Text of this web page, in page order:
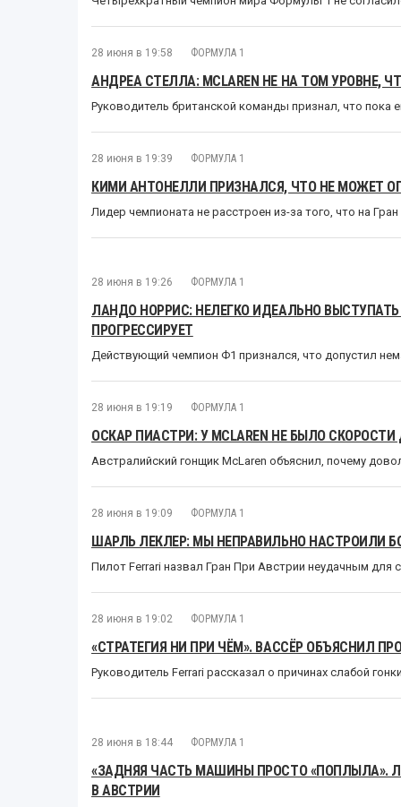
28 июня в 19:58 ФОРМУЛА 1
АНДРЕА СТЕЛЛА: MCLAREN НЕ НА ТОМ УРОВНЕ,
Руководитель британской команды признал, что пока
28 июня в 19:39 ФОРМУЛА 1
КИМИ АНТОНЕЛЛИ ПРИЗНАЛСЯ, ЧТО НЕ МОЖЕТ
Лидер чемпионата не расстроен из-за того, что на
28 июня в 19:26 ФОРМУЛА 1
ЛАНДО НОРРИС: НЕЛЕГКО ИДЕАЛЬНО ВЫСТУПАТЬ
ПРОГРЕССИРУЕТ
Действующий чемпион Ф1 признался, что допустил
28 июня в 19:19 ФОРМУЛА 1
ОСКАР ПИАСТРИ: У MCLAREN НЕ БЫЛО
Австралийский гонщик McLaren объяснил, почему
28 июня в 19:09 ФОРМУЛА 1
ШАРЛЬ ЛЕКЛЕР: МЫ НЕПРАВИЛЬНО НАСТРОИЛИ
Пилот Ferrari назвал Гран При Австрии неудачным для
28 июня в 19:02 ФОРМУЛА 1
«СТРАТЕГИЯ НИ ПРИ ЧЁМ». ВАССЁР ОБЪЯСНИЛ
Руководитель Ferrari рассказал о причинах слабой
28 июня в 18:44 ФОРМУЛА 1
«ЗАДНЯЯ ЧАСТЬ МАШИНЫ ПРОСТО «ПОПЛЫЛА».
В АВСТРИИ